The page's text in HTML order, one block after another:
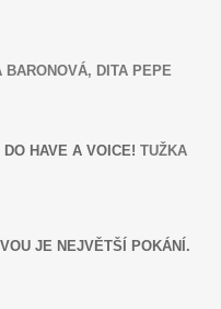
BARONOVÁ, DITA PEPE
HAVE A VOICE! TUŽKA
JE NEJVĚTŠÍ POKÁNÍ.